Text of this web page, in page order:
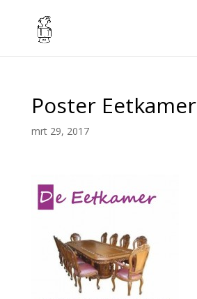
Poster Eetkamer
mrt 29, 2017